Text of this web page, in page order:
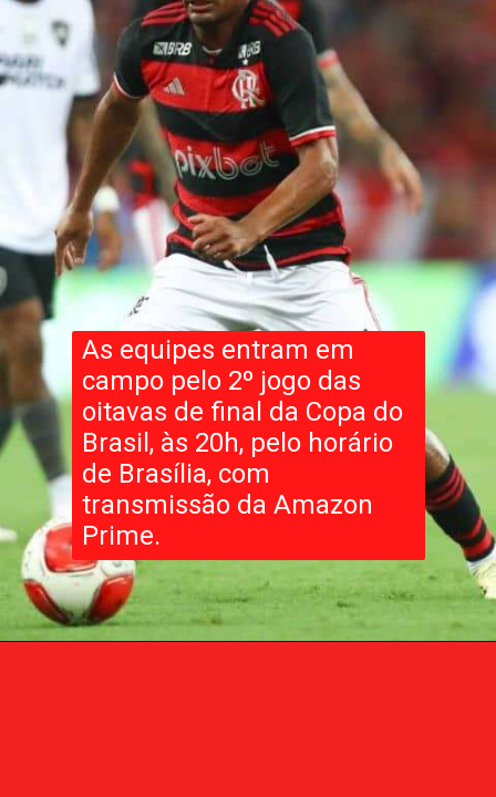
As equipes entram em
campo pelo 2º jogo das
oitavas de final da Copa do
Brasil, às 20h, pelo horário
de Brasília, com
transmissão da Amazon
Prime.